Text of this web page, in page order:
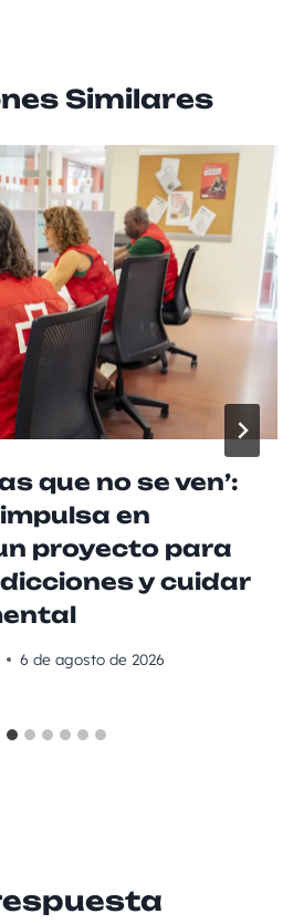
Similares
que no se ven’:
en
proyecto para
y cuidar
6 de agosto de 2026